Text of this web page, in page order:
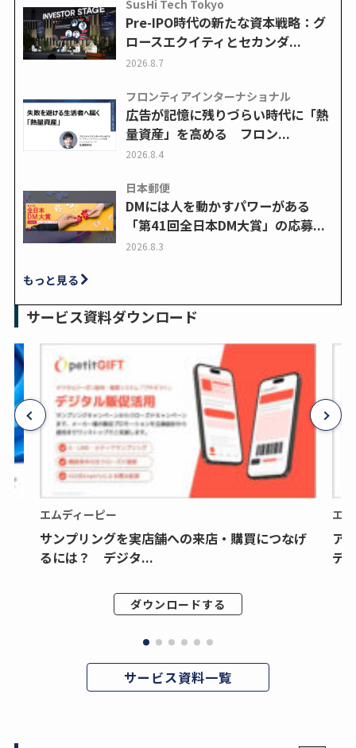
SusHi Tech Tokyo
Pre-IPO時代の新たな資本戦略：グ
ロースエクイティとセカンダ...
2026.8.7
フロンティアインターナショナル
広告が記憶に残りづらい時代に「熱
量資産」を高める フロン...
2026.8.4
日本郵便
DMには人を動かすパワーがある
「第41回全日本DM大賞」の応募...
2026.8.3
もっと見る
サービス資料ダウンロード
エムディーピー
サンプリングを実店舗への来店・購買につなげ
るには？ デジタ...
ダウンロードする
エ
ア
デ
サービス資料一覧